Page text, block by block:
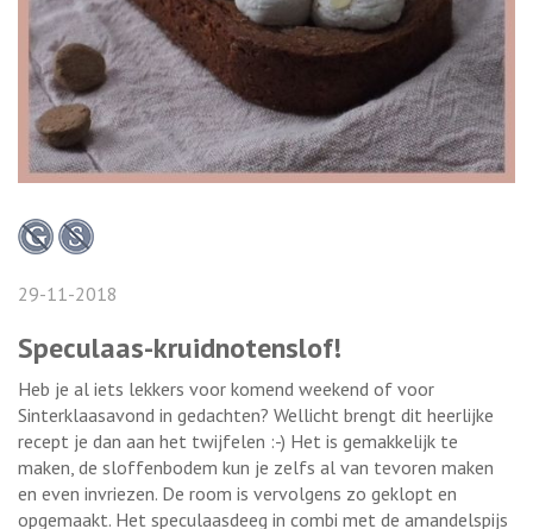
29-11-2018
Speculaas-kruidnotenslof!
Heb je al iets lekkers voor komend weekend of voor
Sinterklaasavond in gedachten? Wellicht brengt dit heerlijke
recept je dan aan het twijfelen :-) Het is gemakkelijk te
maken, de sloffenbodem kun je zelfs al van tevoren maken
en even invriezen. De room is vervolgens zo geklopt en
opgemaakt. Het speculaasdeeg in combi met de amandelspijs